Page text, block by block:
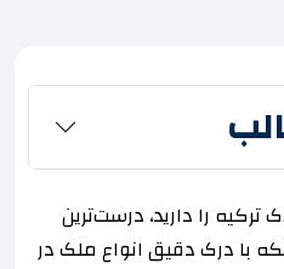
ترکیه را دارید، درست‌ترین
با درک دقیق انواع ملک در